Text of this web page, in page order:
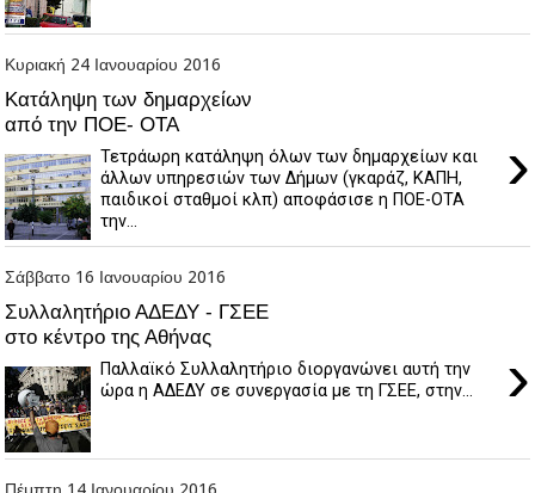
Κυριακή 24 Ιανουαρίου 2016
Κατάληψη των δημαρχείων
από την ΠΟΕ- ΟΤΑ
›
Τετράωρη κατάληψη όλων των δημαρχείων και
άλλων υπηρεσιών των Δήμων (γκαράζ, ΚΑΠΗ,
παιδικοί σταθμοί κλπ) αποφάσισε η ΠΟΕ-ΟΤΑ
την...
Σάββατο 16 Ιανουαρίου 2016
Συλλαλητήριο ΑΔΕΔΥ - ΓΣΕΕ
στο κέντρο της Αθήνας
›
Παλλαϊκό Συλλαλητήριο διοργανώνει αυτή την
ώρα η ΑΔΕΔΥ σε συνεργασία με τη ΓΣΕΕ, στην...